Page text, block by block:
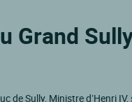
Grand
de Sully, Ministre d’Henri